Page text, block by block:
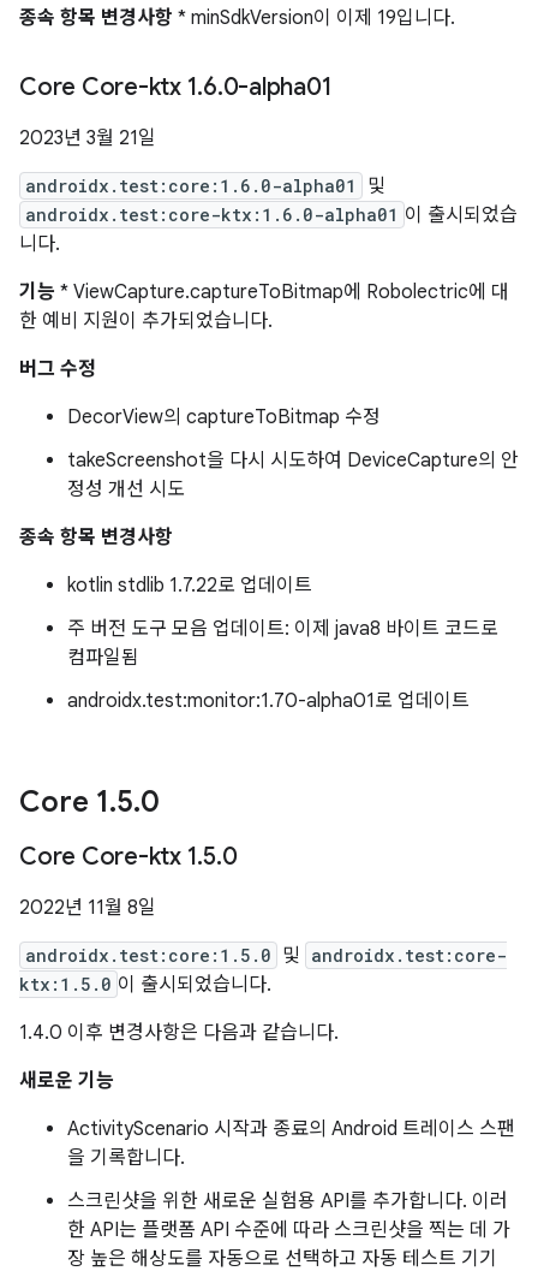
종속 항목 변경사항 * minSdkVersion이 이제 19입니다.
Core Core-ktx 1.6.0-alpha01
2023년 3월 21일
androidx.test:core:1.6.0-alpha01 및
androidx.test:core-ktx:1.6.0-alpha01 이 출시되었습
니다.
기능 * ViewCapture.captureToBitmap에 Robolectric에 대
한 예비 지원이 추가되었습니다.
버그 수정
DecorView의 captureToBitmap 수정
takeScreenshot을 다시 시도하여 DeviceCapture의 안
정성 개선 시도
종속 항목 변경사항
kotlin stdlib 1.7.22로 업데이트
주 버전 도구 모음 업데이트: 이제 java8 바이트 코드로
컴파일됨
androidx.test:monitor:1.70-alpha01로 업데이트
Core 1.5.0
Core Core-ktx 1.5.0
2022년 11월 8일
androidx.test:core:1.5.0 및 androidx.test:core-
ktx:1.5.0 이 출시되었습니다.
1.4.0 이후 변경사항은 다음과 같습니다.
새로운 기능
ActivityScenario 시작과 종료의 Android 트레이스 스팬
을 기록합니다.
스크린샷을 위한 새로운 실험용 API를 추가합니다. 이러
한 API는 플랫폼 API 수준에 따라 스크린샷을 찍는 데 가
장 높은 해상도를 자동으로 선택하고 자동 테스트 기기